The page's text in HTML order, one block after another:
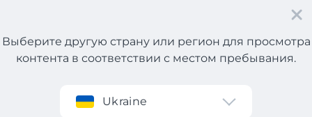
Регистрация
Выберите другую страну или регион для просмотра
контента в соответствии с местом пребывания.
Ukraine
LIPARIE